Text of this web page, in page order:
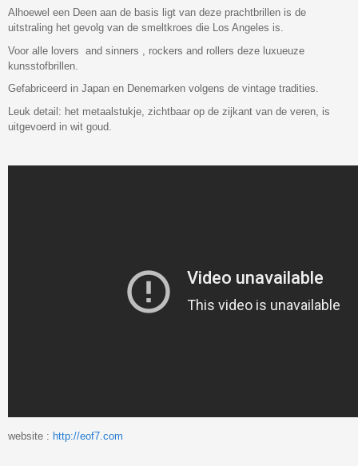
Alhoewel een Deen aan de basis ligt van deze prachtbrillen is de
uitstraling het gevolg van de smeltkroes die Los Angeles is.
Voor alle lovers and sinners , rockers and rollers deze luxueuze
kunsstofbrillen.
Gefabriceerd in Japan en Denemarken volgens de vintage tradities.
Leuk detail: het metaalstukje, zichtbaar op de zijkant van de veren, is
uitgevoerd in wit goud.
website : http://eof7.com